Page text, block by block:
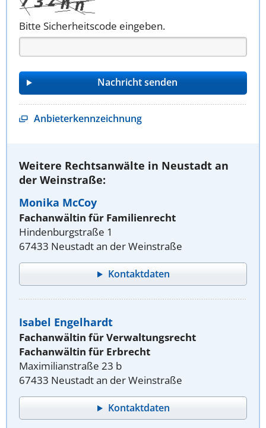
Bitte Sicherheitscode eingeben.
Anbieterkennzeichnung
Weitere Rechtsanwälte in Neustadt an
der Weinstraße:
Monika McCoy
Fachanwältin für Familienrecht
Hindenburgstraße 1
67433 Neustadt an der Weinstraße
Kontaktdaten
Isabel Engelhardt
Fachanwältin für Verwaltungsrecht
Fachanwältin für Erbrecht
Maximilianstraße 23 b
67433 Neustadt an der Weinstraße
Kontaktdaten